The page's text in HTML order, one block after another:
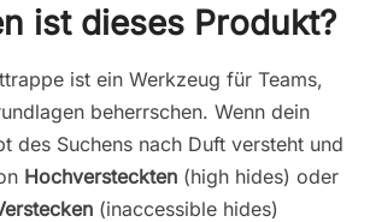
ist dieses Produkt?
ist ein Werkzeug für Teams,
beherrschen. Wenn dein
des Suchens nach Duft versteht und
Hochversteckten (high hides) oder
(inaccessible hides)